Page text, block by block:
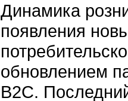
Динамика
появления
обновлением
B2C.